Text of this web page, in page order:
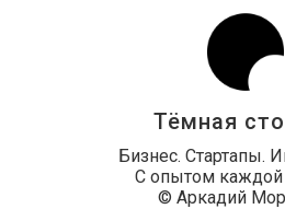
Тёмная
Бизнес. Стартапы.
С опытом каждой
© Аркадий